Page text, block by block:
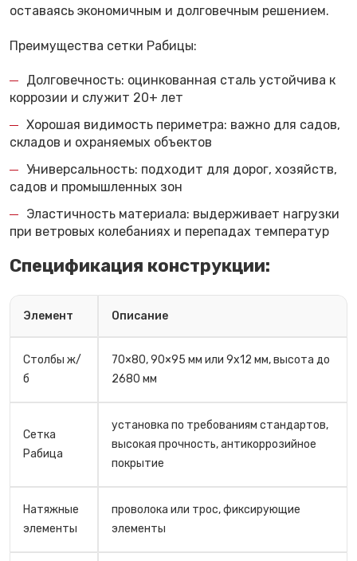
оставаясь экономичным и долговечным решением.
Преимущества сетки Рабицы:
Долговечность: оцинкованная сталь устойчива к
коррозии и служит 20+ лет
Хорошая видимость периметра: важно для садов,
складов и охраняемых объектов
Универсальность: подходит для дорог, хозяйств,
садов и промышленных зон
Эластичность материала: выдерживает нагрузки
при ветровых колебаниях и перепадах температур
Спецификация конструкции:
Элемент Описание
Столбы ж/
б
70×80, 90×95 мм или 9x12 мм, высота до
2680 мм
Сетка
Рабица
установка по требованиям стандартов,
высокая прочность, антикоррозийное
покрытие
Натяжные
элементы
проволока или трос, фиксирующие
элементы